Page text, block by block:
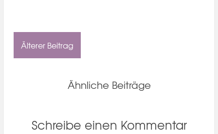
Älterer Beitrag
Ähnliche Beiträge
Schreibe einen Kommentar